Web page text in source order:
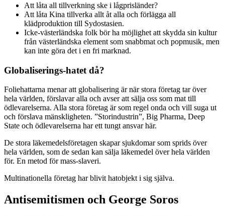
Att låta all tillverkning ske i lågprisländer?
Att låta Kina tillverka allt åt alla och förlägga all
klädproduktion till Sydostasien.
Icke-västerländska folk bör ha möjlighet att skydda sin kultur
från västerländska element som snabbmat och popmusik, men
kan inte göra det i en fri marknad.
Globaliserings-hatet då?
Foliehattarna menar att globalisering är när stora företag tar över
hela världen, förslavar alla och avser att sälja oss som mat till
ödlevarelserna. Alla stora företag är som regel onda och vill suga ut
och förslava mänskligheten. ”Storindustrin”, Big Pharma, Deep
State och ödlevarelserna har ett tungt ansvar här.
De stora läkemedelsföretagen skapar sjukdomar som sprids över
hela världen, som de sedan kan sälja läkemedel över hela världen
för. En metod för mass-slaveri.
Multinationella företag har blivit hatobjekt i sig själva.
Antisemitismen och George Soros